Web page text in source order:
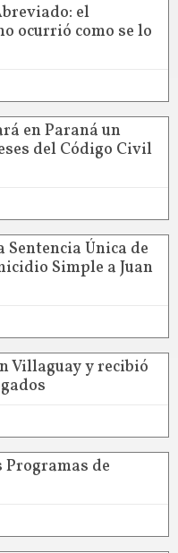
el
ocurrió como se lo
en Paraná un
del Código Civil
Única de
Simple a Juan
Villaguay y recibió
Programas de